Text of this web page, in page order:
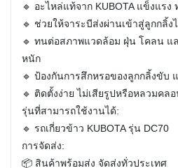
🔹 อะไหล่แท้จาก KUBOTA แข็งแร
🔹 ช่วยให้จาระบีส่งผ่านเข้าสู่ลูกกลิ้
🔹 ทนต่อสภาพแวดล้อม ฝุ่น โคลน แ
หนัก
🔹 ป้องกันการสึกหรอของลูกกลิ้งขับ
🔹 ติดตั้งง่าย ไม่เสียรูปหรือหลวมคล
รุ่นที่สามารถใช้งานได้:
🔹 รถเกี่ยวข้าว KUBOTA รุ่น DC70
การจัดส่ง:
📦 สินค้าพร้อมส่ง จัดส่งทั่วประเทศ